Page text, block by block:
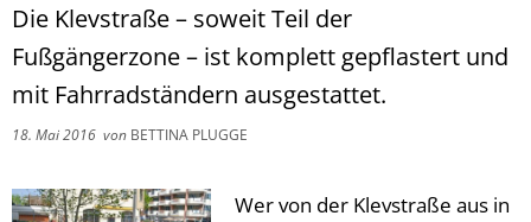
Die Klevstraße – soweit Teil der
Fußgängerzone – ist komplett gepflastert und
mit Fahrradständern ausgestattet.
18. Mai 2016 von BETTINA PLUGGE
Wer von der Klevstraße aus in